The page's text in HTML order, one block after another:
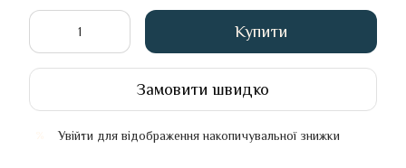
Купити
Замовити швидко
Увійти для відображення накопичувальної знижки